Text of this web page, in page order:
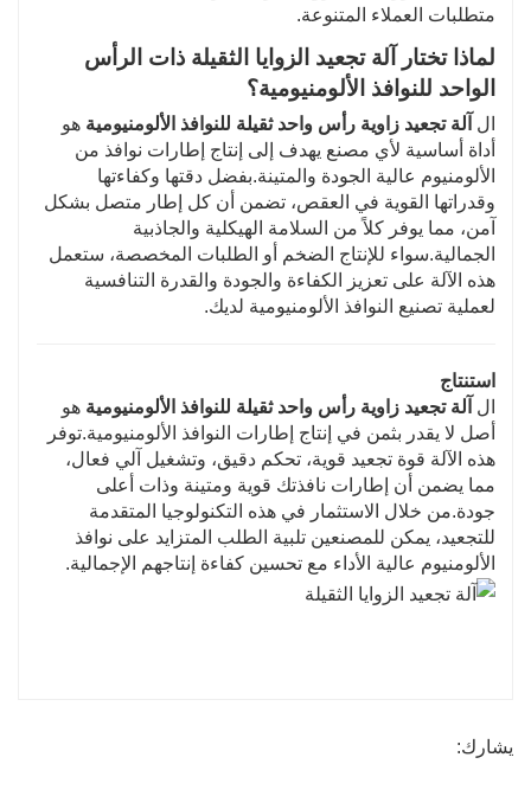
متطلبات العملاء المتنوعة.
لماذا تختار آلة تجعيد الزوايا الثقيلة ذات الرأس
الواحد للنوافذ الألومنيومية؟
ال آلة تجعيد زاوية رأس واحد ثقيلة للنوافذ الألومنيومية هو
أداة أساسية لأي مصنع يهدف إلى إنتاج إطارات نوافذ من
الألومنيوم عالية الجودة والمتينة.بفضل دقتها وكفاءتها
وقدراتها القوية في العقص، تضمن أن كل إطار متصل بشكل
آمن، مما يوفر كلاً من السلامة الهيكلية والجاذبية
الجمالية.سواء للإنتاج الضخم أو الطلبات المخصصة، ستعمل
هذه الآلة على تعزيز الكفاءة والجودة والقدرة التنافسية
لعملية تصنيع النوافذ الألومنيومية لديك.
استنتاج
ال آلة تجعيد زاوية رأس واحد ثقيلة للنوافذ الألومنيومية هو
أصل لا يقدر بثمن في إنتاج إطارات النوافذ الألومنيومية.توفر
هذه الآلة قوة تجعيد قوية، تحكم دقيق، وتشغيل آلي فعال،
مما يضمن أن إطارات نافذتك قوية ومتينة وذات أعلى
جودة.من خلال الاستثمار في هذه التكنولوجيا المتقدمة
للتجعيد، يمكن للمصنعين تلبية الطلب المتزايد على نوافذ
الألومنيوم عالية الأداء مع تحسين كفاءة إنتاجهم الإجمالية.
يشارك: